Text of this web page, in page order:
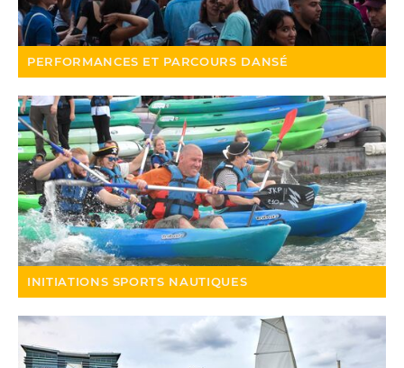
PERFORMANCES ET PARCOURS DANSÉ
INITIATIONS SPORTS NAUTIQUES